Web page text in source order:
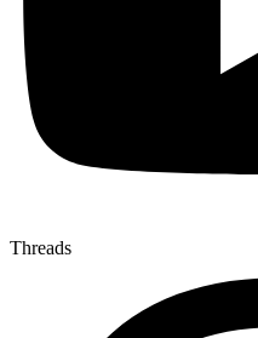
Threads